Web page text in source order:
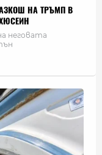
НА ТРЪМП В
неговата